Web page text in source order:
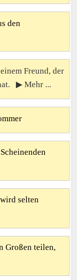
den
Freund, der
▶ Mehr ...
selten
Großen teilen,